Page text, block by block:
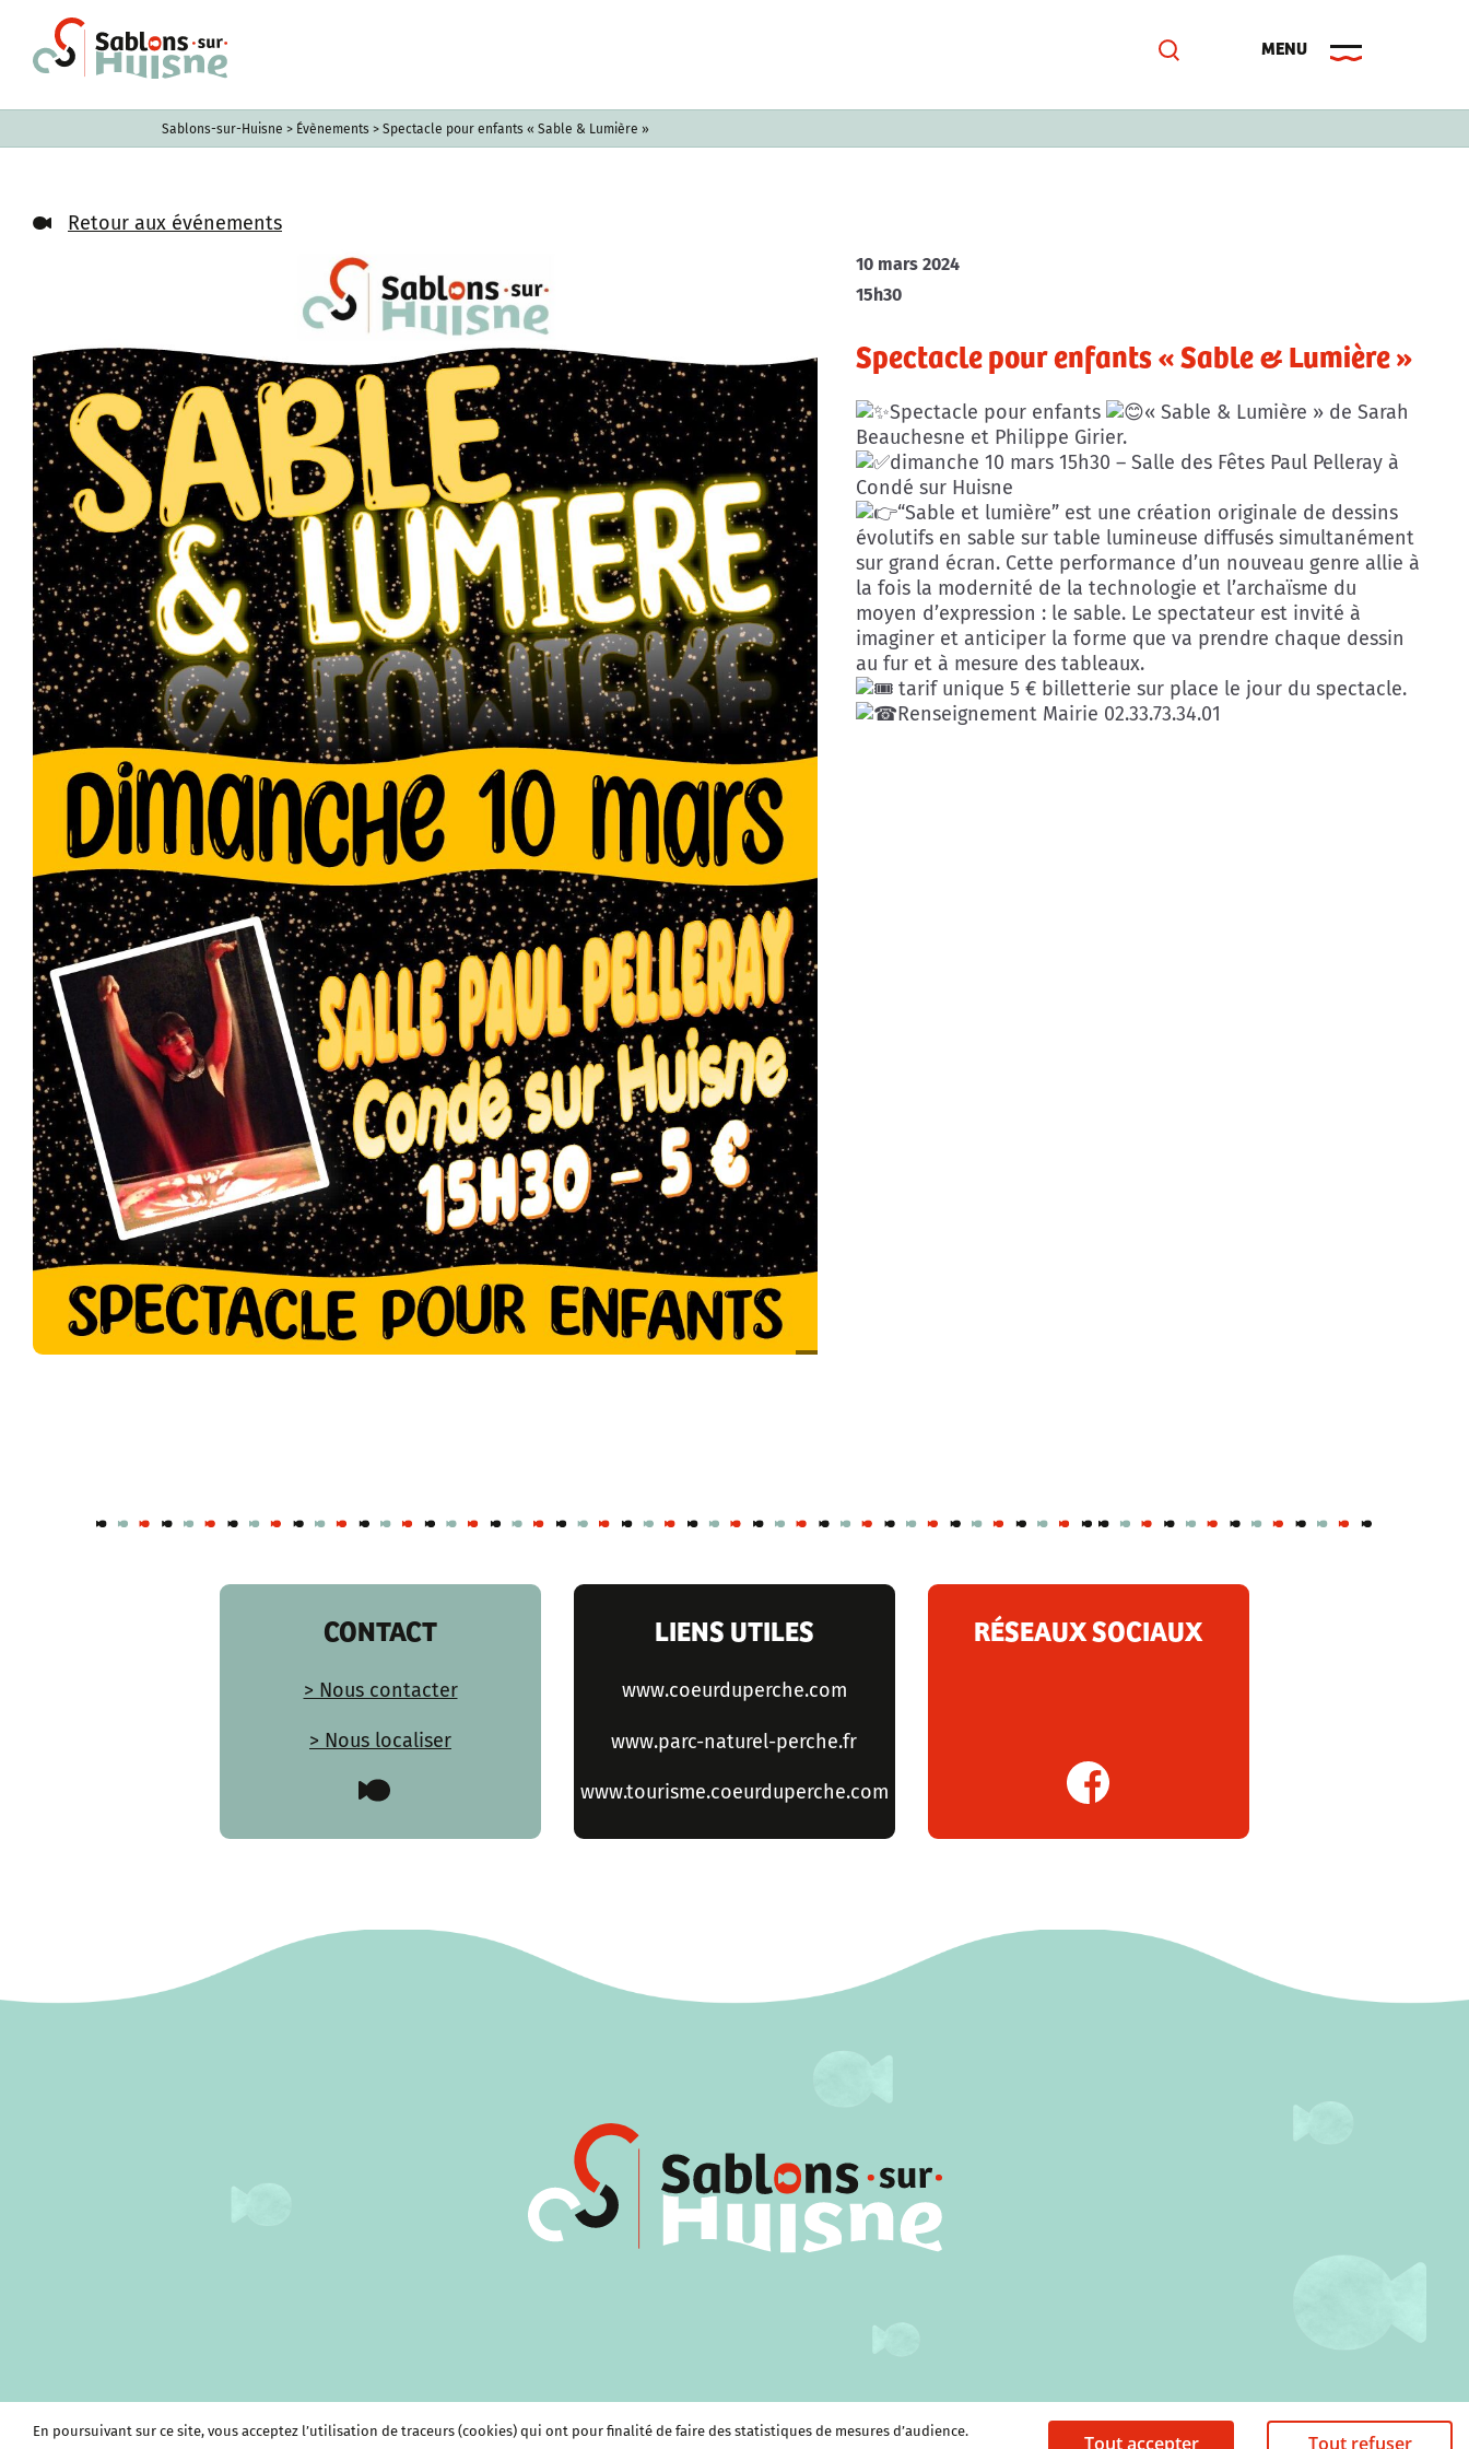
Sablons-sur-Huisne > Évènements > Spectacle pour enfants « Sable & Lumière »
Retour aux événements
10 mars 2024
15h30
Spectacle pour enfants « Sable & Lumière »
Spectacle pour enfants
« Sable & Lumière » de Sarah
Beauchesne et Philippe Girier.
dimanche 10 mars 15h30 – Salle des Fêtes Paul Pelleray à
Condé sur Huisne
“Sable et lumière” est une création originale de dessins
évolutifs en sable sur table lumineuse diffusés simultanément
sur grand écran. Cette performance d’un nouveau genre allie à
la fois la modernité de la technologie et l’archaïsme du
moyen d’expression : le sable. Le spectateur est invité à
imaginer et anticiper la forme que va prendre chaque dessin
au fur et à mesure des tableaux.
tarif unique 5 € billetterie sur place le jour du spectacle.
Renseignement Mairie 02.33.73.34.01
CONTACT
> Nous contacter
> Nous localiser
LIENS UTILES
www.coeurduperche.com
www.parc-naturel-perche.fr
www.tourisme.coeurduperche.com
RÉSEAUX SOCIAUX
En poursuivant sur ce site, vous acceptez l’utilisation de traceurs (cookies) qui ont pour finalité de faire des statistiques de mesures d’audience.
Tout accepter Tout refuser